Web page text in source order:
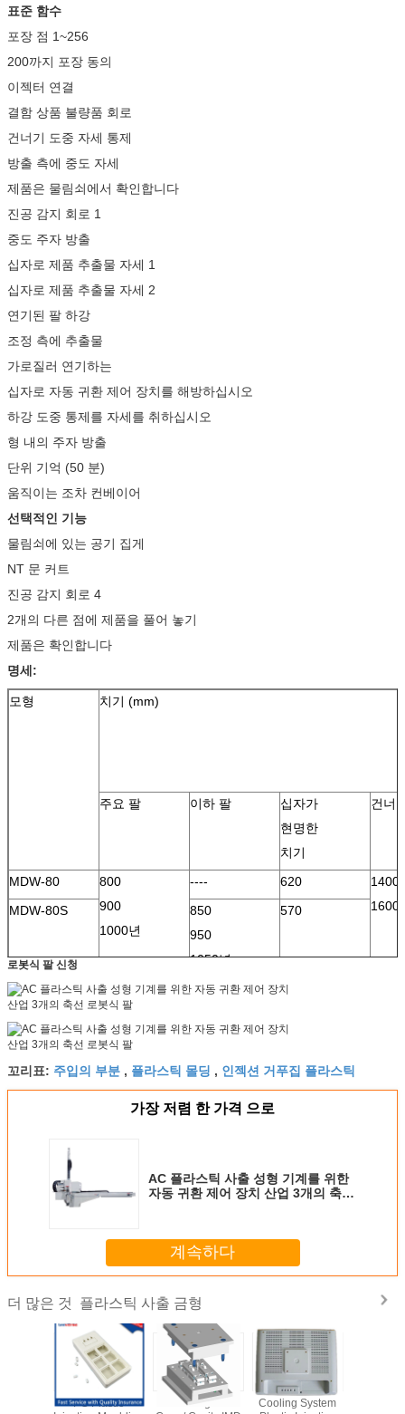
표준 함수
포장 점 1~256
200까지 포장 동의
이젝터 연결
결함 상품 불량품 회로
건너기 도중 자세 통제
방출 측에 중도 자세
제품은 물림쇠에서 확인합니다
진공 감지 회로 1
중도 주자 방출
십자로 제품 추출물 자세 1
십자로 제품 추출물 자세 2
연기된 팔 하강
조정 측에 추출물
가로질러 연기하는
십자로 자동 귀환 제어 장치를 해방하십시오
하강 도중 통제를 자세를 취하십시오
형 내의 주자 방출
단위 기억 (50 분)
움직이는 조차 컨베이어
선택적인 기능
물림쇠에 있는 공기 집게
NT 문 커트
진공 감지 회로 4
2개의 다른 점에 제품을 풀어 놓기
제품은 확인합니다
명세:
모형 치기 (mm)
주요 팔 이하 팔
십자가
현명한
치기
건너
MDW-80
800
900
1000년
---- 620
1400
1600
MDW-80S
850
950
1050년
570
MDW-110
1100년
1300년
1500년
---- 1160년
1550년
MDW-170
1700년
2000년
---- 1500년
2500
로봇식 팔 신청
꼬리표: 주입의 부분 , 플라스틱 몰딩 , 인젝션 거푸집 플라스틱
가장 저렴 한 가격 으로
AC 플라스틱 사출 성형 기계를 위한
자동 귀환 제어 장치 산업 3개의 축선
계속하다
더 많은 것 플라스틱 사출 금형
PC Plastic
Interchangeable
Cooling System